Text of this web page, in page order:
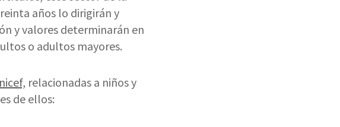
años lo dirigirán y
y valores determinarán en
o adultos mayores.
relacionadas a niños y
de ellos: